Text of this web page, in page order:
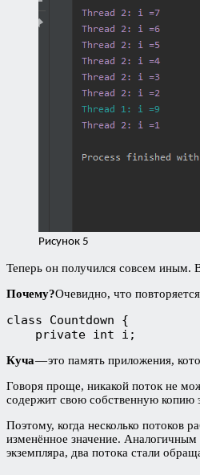
Рисунок 5
Теперь он получился совсем иным.
Почему?Очевидно, что
class Countdown {
    private int i;
Куча— это память приложения,
Говоря проще, никакой поток не
содержит свою собственную копию
Поэтому, когда несколько потоков
изменённое значение.
экземпляра, два потока стали